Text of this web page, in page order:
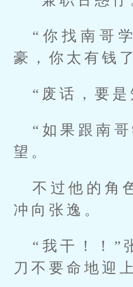
“你找南哥
豪，你太有钱
“废话，要
“如果跟南
望。
不过他的角
冲向张逸。
“我干！！”
刀不要命地迎